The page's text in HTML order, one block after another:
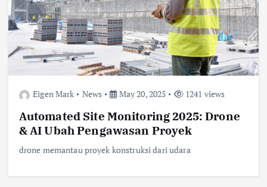
Eigen Mark News May 20, 2025 1241 views
Automated Site Monitoring 2025: Drone
& AI Ubah Pengawasan Proyek
drone memantau proyek konstruksi dari udara